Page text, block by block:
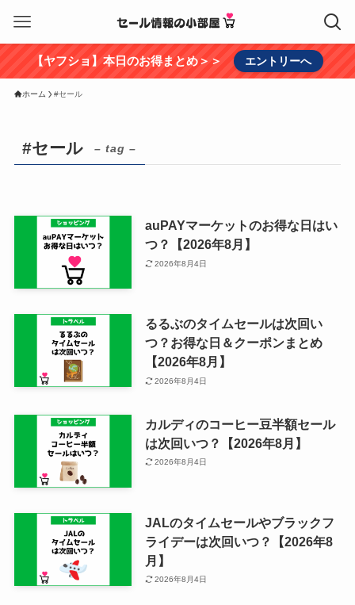
【ヤフショ】本日のお得まとめ＞＞ エントリーへ
ホーム #セール
#セール – tag –
auPAYマーケットのお得な日はい
つ？【2026年8月】
2026年8月4日
るるぶのタイムセールは次回い
つ？お得な日＆クーポンまとめ
【2026年8月】
2026年8月4日
カルディのコーヒー豆半額セール
は次回いつ？【2026年8月】
2026年8月4日
JALのタイムセールやブラックフ
ライデーは次回いつ？【2026年8
月】
2026年8月4日